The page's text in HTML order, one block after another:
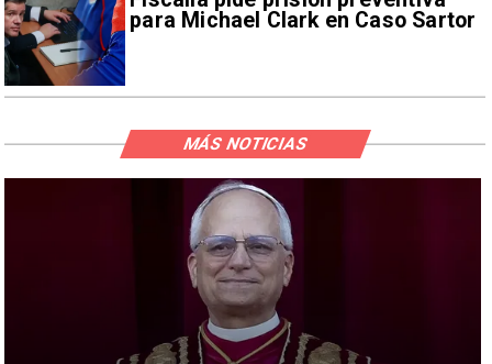
para Michael Clark en Caso Sartor
MÁS NOTICIAS